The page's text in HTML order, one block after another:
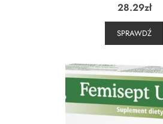
28.29zł
SPRAWDŹ